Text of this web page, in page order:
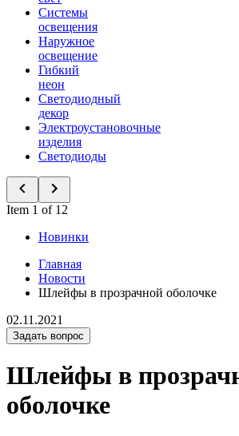
Системы
освещения
Наружное
освещение
Гибкий
неон
Светодиодный
декор
Электроустановочные
изделия
Светодиоды
Item 1 of 12
Новинки
Главная
Новости
Шлейфы в прозрачной оболочке
02.11.2021
Задать вопрос
Шлейфы в
оболочке